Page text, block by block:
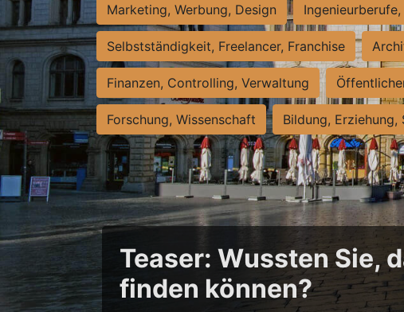
Marketing, Werbung, Design
Selbstständigkeit, Freelancer, Franchise
Finanzen, Controlling, Verwaltung
Forschung, Wissenschaft Bildung, Erziehung,
Teaser: Wussten Sie,
finden können?